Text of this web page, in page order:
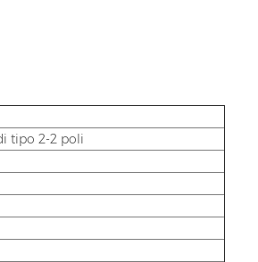
tipo 2-2 poli